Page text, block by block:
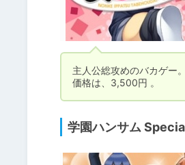
主人公総攻めのバカゲー。
価格は、3,500円 。
学園ハンサム